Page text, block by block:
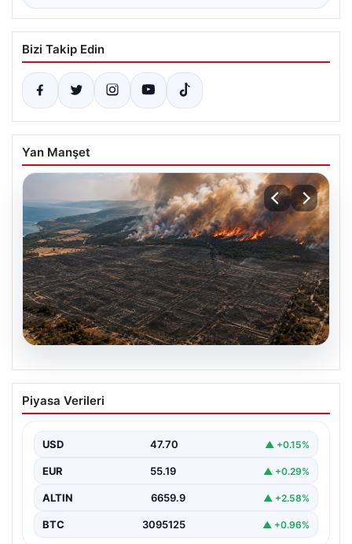
Bizi Takip Edin
Yan Manşet
07.08.2026
Yaklaşık 758 futbol sahası
büyüklüğünde… Çanakkale’de 2 ayda
alan zarar gördü
Piyasa Verileri
USD 47.70 ▲ +0.15%
EUR 55.19 ▲ +0.29%
ALTIN 6659.9 ▲ +2.58%
BTC 3095125 ▲ +0.96%